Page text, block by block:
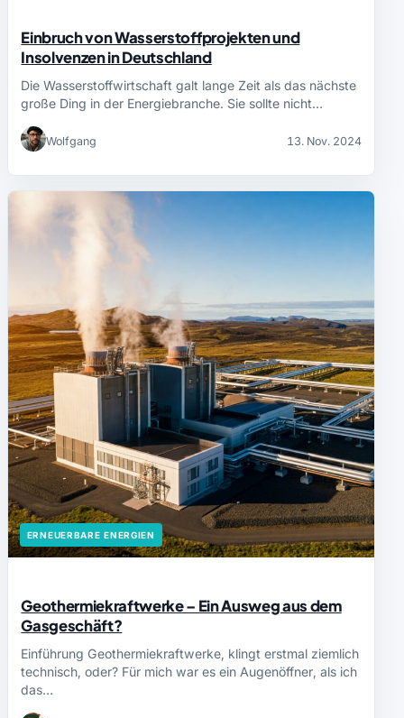
Einbruch von Wasserstoffprojekten und
Insolvenzen in Deutschland
Die Wasserstoffwirtschaft galt lange Zeit als das nächste
große Ding in der Energiebranche. Sie sollte nicht…
Wolfgang 13. Nov. 2024
ERNEUERBARE ENERGIEN
Geothermiekraftwerke – Ein Ausweg aus dem
Gasgeschäft?
Einführung Geothermiekraftwerke, klingt erstmal ziemlich
technisch, oder? Für mich war es ein Augenöffner, als ich
das…